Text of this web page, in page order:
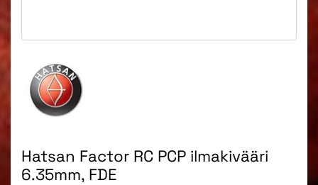
Hatsan Factor RC PCP ilmakivääri
6.35mm, FDE